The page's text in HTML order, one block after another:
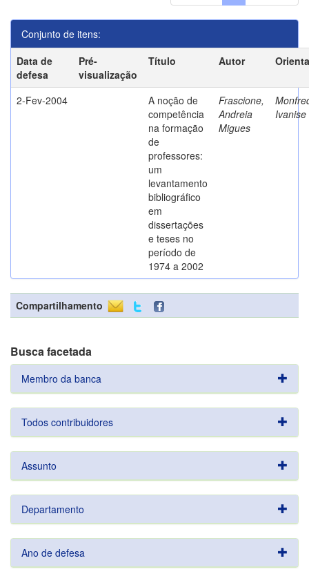
Conjunto de itens:
Data de
defesa
Pré-
visualização
Título Autor
2-Fev-2004
A noção de
competência
na formação
de
professores:
um
levantamento
bibliográfico
em
dissertações
e teses no
período de
1974 a 2002
Frascione,
Andreia
Migues
Ivanise
Compartilhamento
Busca facetada
Membro da banca
Todos contribuidores
Assunto
Departamento
Ano de defesa